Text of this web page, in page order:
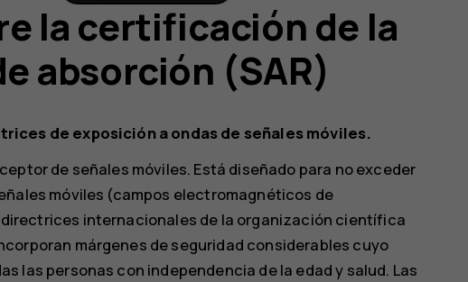
la certificación de la
absorción (SAR)
de exposición a ondas de señales móviles.
de señales móviles. Está diseñado para no exceder
móviles (campos electromagnéticos de
internacionales de la organización científica
márgenes de seguridad considerables cuyo
las personas con independencia de la edad y salud. Las